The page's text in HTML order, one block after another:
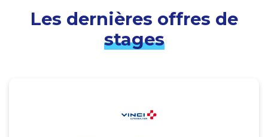
Les dernières offres de
stages